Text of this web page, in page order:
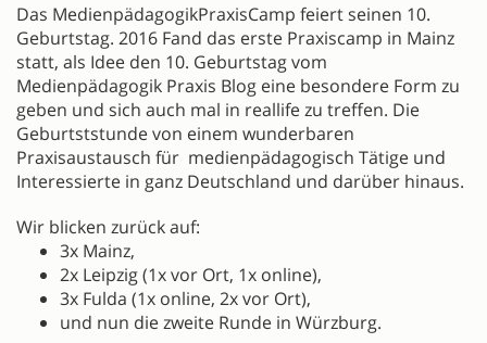
Das MedienpädagogikPraxisCamp feiert seinen 10.
Geburtstag. 2016 Fand das erste Praxiscamp in Mainz
statt, als Idee den 10. Geburtstag vom
Medienpädagogik Praxis Blog eine besondere Form zu
geben und sich auch mal in reallife zu treffen. Die
Geburtststunde von einem wunderbaren
Praxisaustausch für medienpädagogisch Tätige und
Interessierte in ganz Deutschland und darüber hinaus.
Wir blicken zurück auf:
3x Mainz,
2x Leipzig (1x vor Ort, 1x online),
3x Fulda (1x online, 2x vor Ort),
und nun die zweite Runde in Würzburg.